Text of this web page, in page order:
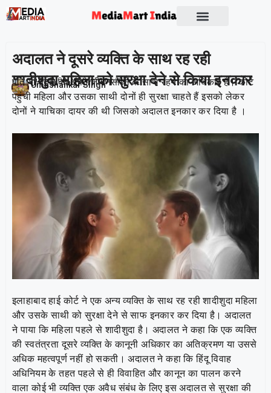
अदालत ने दूसरे व्यक्ति के साथ रह रही
शादीशुदा महिला को सुरक्षा देने से किया इनकार
Umashankar Singh
Publish On: 16 November 2025
पति या पत्नी को अपने जीवनसाथी के साथ रहने का अधिकार है। कोर्ट
पहुंची महिला और उसका साथी दोनों ही सुरक्षा चाहते हैं इसको लेकर
दोनों ने याचिका दायर की थी जिसको अदालत इनकार कर दिया है ।
इलाहाबाद हाई कोर्ट ने एक अन्य व्यक्ति के साथ रह रही शादीशुदा महिला
और उसके साथी को सुरक्षा देने से साफ इनकार कर दिया है। अदालत
ने पाया कि महिला पहले से शादीशुदा है। अदालत ने कहा कि एक व्यक्ति
की स्वतंत्रता दूसरे व्यक्ति के कानूनी अधिकार का अतिक्रमण या उससे
अधिक महत्वपूर्ण नहीं हो सकती। अदालत ने कहा कि हिंदू विवाह
अधिनियम के तहत पहले से ही विवाहित और कानून का पालन करने
वाला कोई भी व्यक्ति एक अवैध संबंध के लिए इस अदालत से सुरक्षा की